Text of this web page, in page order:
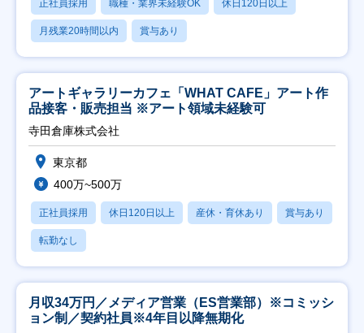
正社員採用 職種・業界未経験OK 休日120日以上
月残業20時間以内 賞与あり
アートギャラリーカフェ「WHAT CAFE」アート作
品接客・販売担当 ※アート領域未経験可
寺田倉庫株式会社
東京都
400万~500万
正社員採用 休日120日以上 産休・育休あり 賞与あり
転勤なし
月収34万円／メディア営業（ES営業部）※コミッシ
ョン制／契約社員※4年目以降無期化